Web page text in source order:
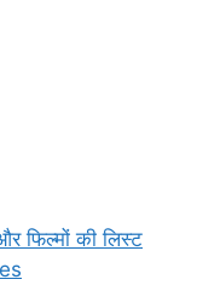
फिल्मों की लिस्ट